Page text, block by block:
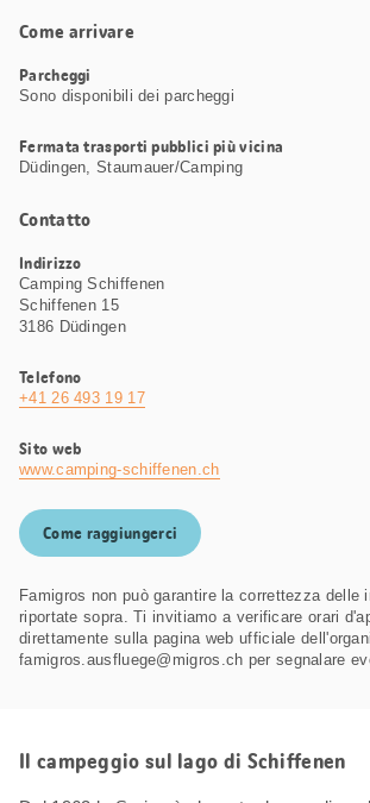
Come arrivare
Parcheggi
Sono disponibili dei parcheggi
Fermata trasporti pubblici più vicina
Düdingen, Staumauer/Camping
Contatto
Indirizzo
Camping Schiffenen
Schiffenen 15
3186 Düdingen
Telefono
+41 26 493 19 17
Sito web
www.camping-schiffenen.ch
Come raggiungerci
Famigros non può garantire la correttezza delle
riportate sopra. Ti invitiamo a verificare orari
direttamente sulla pagina web ufficiale
famigros.ausfluege@migros.ch per segnalare
Il campeggio sul lago di Schiffenen